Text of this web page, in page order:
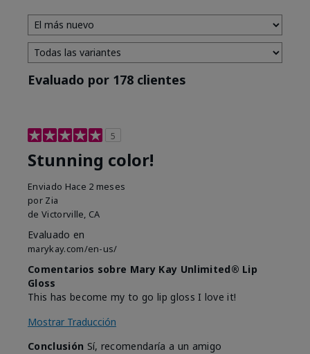
Evaluado por 178 clientes
5
Stunning color!
Enviado Hace 2 meses
por Zia
de Victorville, CA
Evaluado en
marykay.com/en-us/
Comentarios sobre Mary Kay Unlimited® Lip
Gloss
This has become my to go lip gloss I love it!
Mostrar Traducción
Conclusión Sí, recomendaría a un amigo